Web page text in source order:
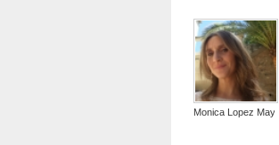
Monica Lopez May...